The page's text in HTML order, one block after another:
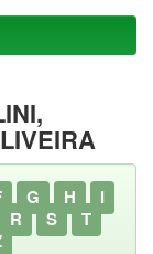
G H
I
R S
T